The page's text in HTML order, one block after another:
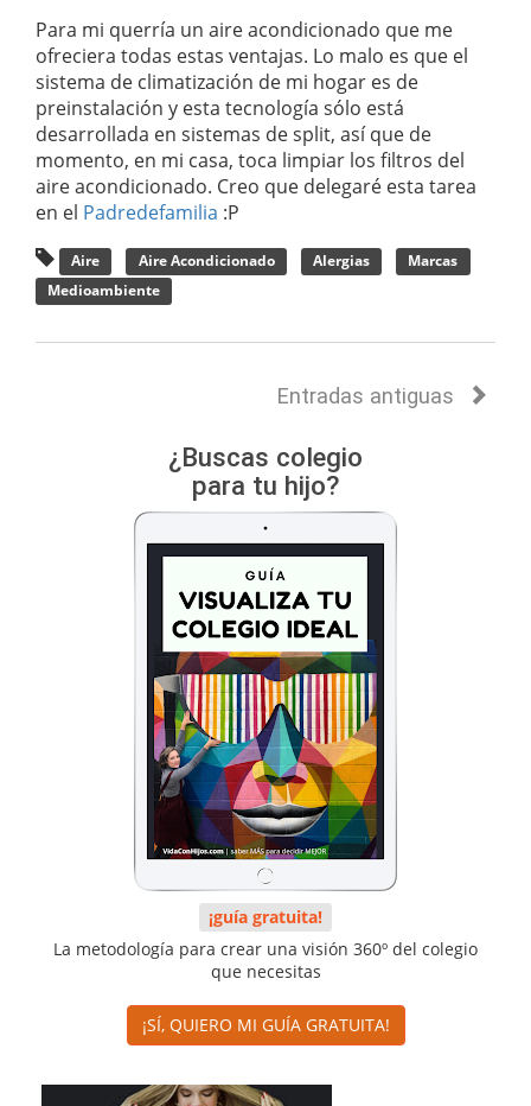
Para mi querría un aire acondicionado que me
ofreciera todas estas ventajas. Lo malo es que el
sistema de climatización de mi hogar es de
preinstalación y esta tecnología sólo está
desarrollada en sistemas de split, así que de
momento, en mi casa, toca limpiar los filtros del
aire acondicionado. Creo que delegaré esta tarea
en el Padredefamilia :P
Aire Aire Acondicionado Alergias
Marcas
Medioambiente
Entradas antiguas
¿Buscas colegio
para tu hijo?
¡guía gratuita!
La metodología para crear una visión 360º del colegio
que necesitas
¡SÍ, QUIERO MI GUÍA GRATUITA!